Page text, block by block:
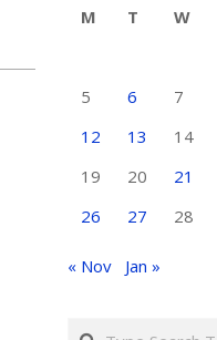
M
T W
5
6 7
12
13 14
19
20 21
26
27 28
« Nov Jan »